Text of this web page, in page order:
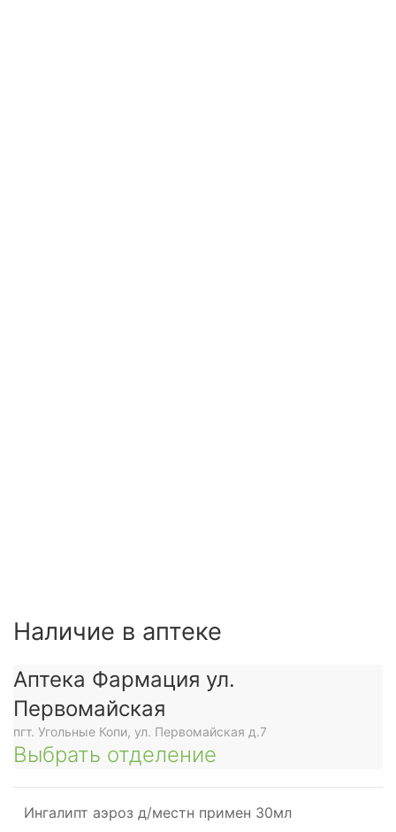
Наличие в аптеке
Аптека Фармация ул.
Первомайская
пгт. Угольные Копи, ул. Первомайская д.7
Выбрать отделение
Ингалипт аэроз д/местн примен 30мл